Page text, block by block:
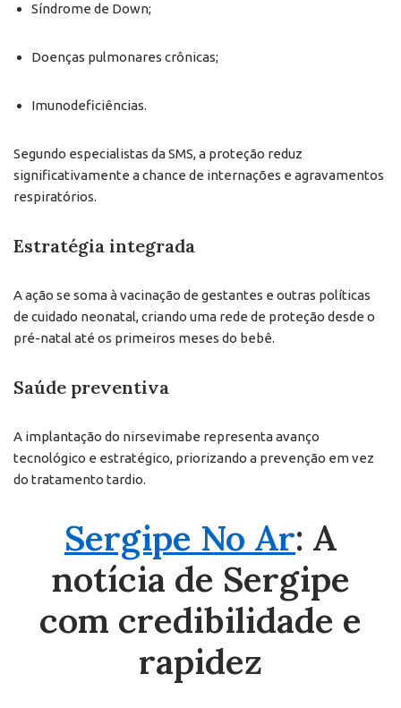
Síndrome de Down;
Doenças pulmonares crônicas;
Imunodeficiências.
Segundo especialistas da SMS, a proteção reduz
significativamente a chance de internações e agravamentos
respiratórios.
Estratégia integrada
A ação se soma à vacinação de gestantes e outras políticas
de cuidado neonatal, criando uma rede de proteção desde o
pré-natal até os primeiros meses do bebê.
Saúde preventiva
A implantação do nirsevimabe representa avanço
tecnológico e estratégico, priorizando a prevenção em vez
do tratamento tardio.
Sergipe No Ar: A
notícia de Sergipe
com credibilidade e
rapidez